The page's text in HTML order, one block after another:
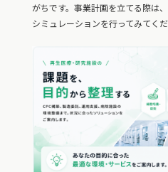
がちです。事業計画を立てる際は
シミュレーションを行ってみてくだ